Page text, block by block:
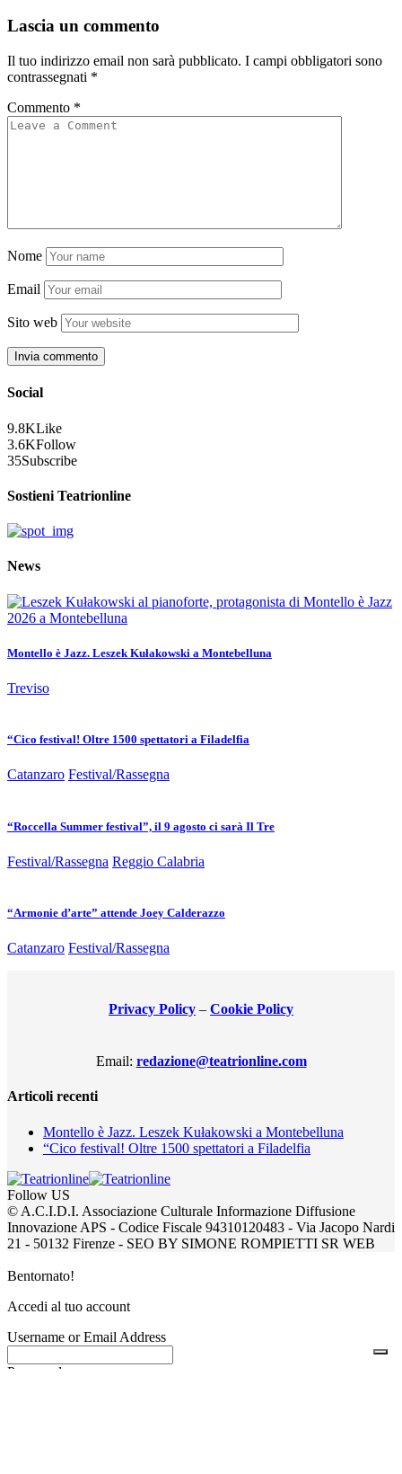
Lascia un commento
Il tuo indirizzo email non sarà pubblicato. I campi obbligatori sono
contrassegnati *
Commento *
Nome
Email
Sito web
Social
9.8KLike
3.6KFollow
35Subscribe
Sostieni Teatrionline
News
Montello è Jazz. Leszek Kułakowski a Montebelluna
Treviso
“Cico festival! Oltre 1500 spettatori a Filadelfia
Catanzaro Festival/Rassegna
“Roccella Summer festival”, il 9 agosto ci sarà Il Tre
Festival/Rassegna Reggio Calabria
“Armonie d’arte” attende Joey Calderazzo
Catanzaro Festival/Rassegna
Privacy Policy – Cookie Policy
Email: redazione@teatrionline.com
Articoli recenti
Montello è Jazz. Leszek Kułakowski a Montebelluna
“Cico festival! Oltre 1500 spettatori a Filadelfia
Follow US
© A.C.I.D.I. Associazione Culturale Informazione Diffusione
Innovazione APS - Codice Fiscale 94310120483 - Via Jacopo Nardi
21 - 50132 Firenze - SEO BY SIMONE ROMPIETTI SR WEB
Bentornato!
Accedi al tuo account
Username or Email Address
Password